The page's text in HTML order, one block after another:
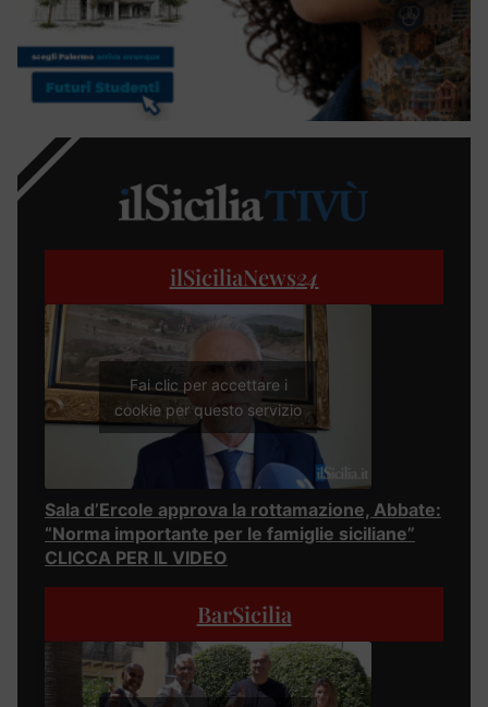
ilSiciliaNews24
Fai clic per accettare i
cookie per questo servizio
Sala d’Ercole approva la rottamazione, Abbate:
“Norma importante per le famiglie siciliane”
CLICCA PER IL VIDEO
BarSicilia